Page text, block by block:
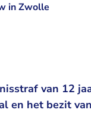
in Zwolle
van 12
en het bezit van